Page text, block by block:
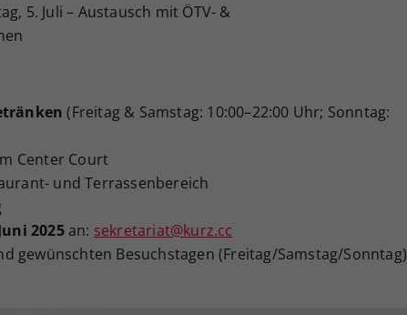
5. Juli – Austausch mit ÖTV- &
(Freitag & Samstag: 10:00–22:00 Uhr; Sonntag:
Center Court
und Terrassenbereich
2025an: sekretariat@kurz.cc
gewünschten Besuchstagen (Freitag/Samstag/Sonntag)